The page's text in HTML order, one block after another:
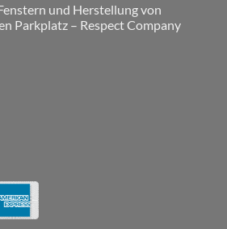
und Herstellung von
Parkplatz – Respect Company